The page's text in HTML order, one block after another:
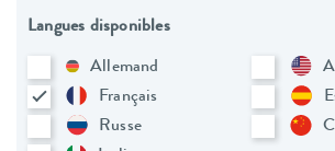
Langues disponibles
Allemand
Français
Russe